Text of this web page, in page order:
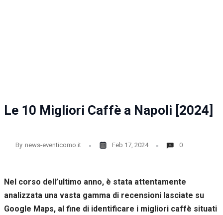
Le 10 Migliori Caffè a Napoli [2024]
By news-eventicomo.it Feb 17, 2024 0
Nel corso dell’ultimo anno, è stata attentamente
analizzata una vasta gamma di recensioni lasciate su
Google Maps, al fine di identificare i migliori caffè situati
Per
di
navigazione
sul nostro
sito durante